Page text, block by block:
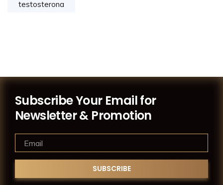
testosterona
Subscribe Your Email for
Newsletter & Promotion